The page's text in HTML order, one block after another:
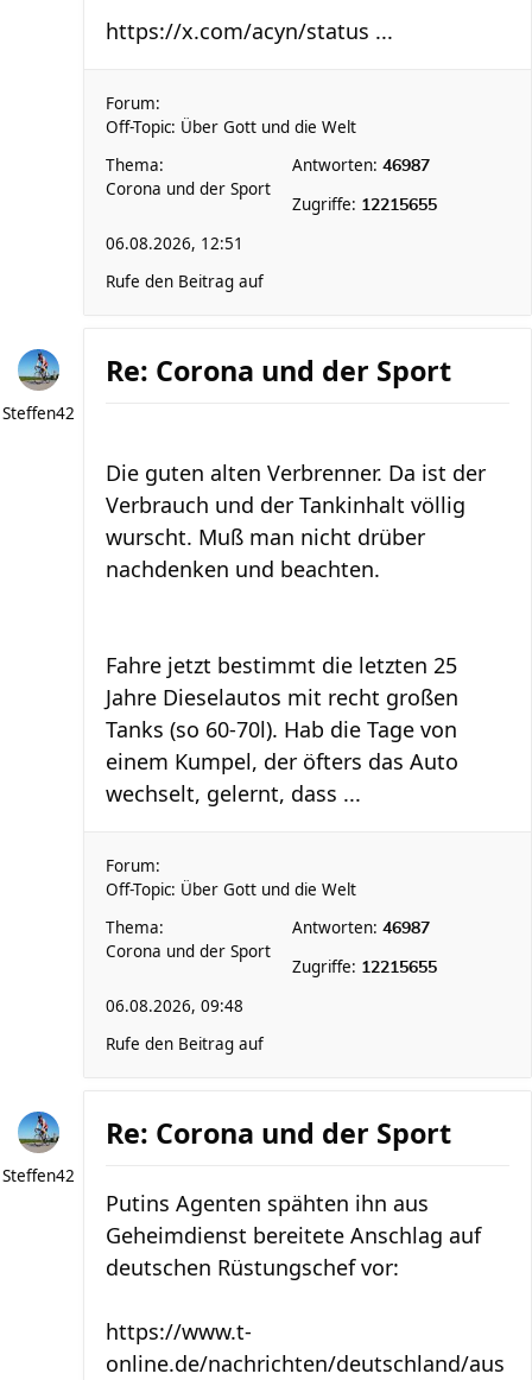
https://x.com/acyn/status ...
Forum:
Off-Topic: Über Gott und die Welt
Thema:
Corona und der Sport
Antworten: 46987
Zugriffe: 12215655
06.08.2026, 12:51
Rufe den Beitrag auf
Steffen42
Re: Corona und der Sport
Die guten alten Verbrenner. Da ist der
Verbrauch und der Tankinhalt völlig
wurscht. Muß man nicht drüber
nachdenken und beachten.
Fahre jetzt bestimmt die letzten 25
Jahre Dieselautos mit recht großen
Tanks (so 60-70l). Hab die Tage von
einem Kumpel, der öfters das Auto
wechselt, gelernt, dass ...
Forum:
Off-Topic: Über Gott und die Welt
Thema:
Corona und der Sport
Antworten: 46987
Zugriffe: 12215655
06.08.2026, 09:48
Rufe den Beitrag auf
Steffen42
Re: Corona und der Sport
Putins Agenten spähten ihn aus
Geheimdienst bereitete Anschlag auf
deutschen Rüstungschef vor:
https://www.t-
online.de/nachrichten/deutschland/aus